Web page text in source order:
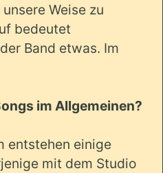
Weise zu
bedeutet
Band etwas. Im
im Allgemeinen?
entstehen einige
mit dem Studio